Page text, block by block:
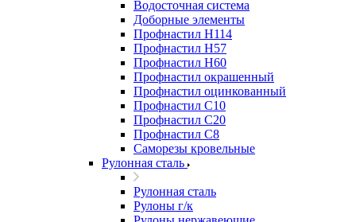
Водосточная система
Доборные элементы
Профнастил Н114
Профнастил Н57
Профнастил Н60
Профнастил окрашенный
Профнастил оцинкованный
Профнастил С10
Профнастил С20
Профнастил С8
Саморезы кровельные
Рулонная сталь
Рулонная сталь
Рулоны г/к